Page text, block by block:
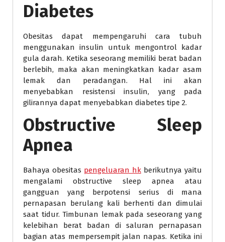
Diabetes
Obesitas dapat mempengaruhi cara tubuh
menggunakan insulin untuk mengontrol kadar
gula darah. Ketika seseorang memiliki berat badan
berlebih, maka akan meningkatkan kadar asam
lemak dan peradangan. Hal ini akan
menyebabkan resistensi insulin, yang pada
gilirannya dapat menyebabkan diabetes tipe 2.
Obstructive Sleep
Apnea
Bahaya obesitas pengeluaran hk berikutnya yaitu
mengalami obstructive sleep apnea atau
gangguan yang berpotensi serius di mana
pernapasan berulang kali berhenti dan dimulai
saat tidur. Timbunan lemak pada seseorang yang
kelebihan berat badan di saluran pernapasan
bagian atas mempersempit jalan napas. Ketika ini